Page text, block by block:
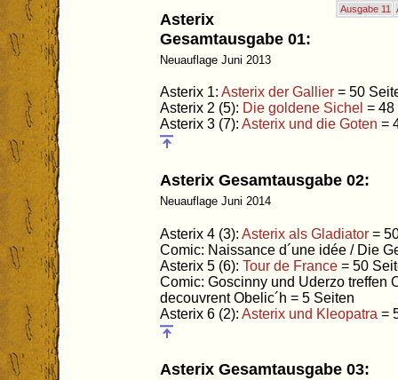
Ausgabe 11
Asterix
Gesamtausgabe 01:
Neuauflage Juni 2013
Asterix 1: Asterix der Gallier = 50
Asterix 2 (5): Die goldene Sichel = 48
Asterix 3 (7): Asterix und die Goten =
Asterix Gesamtausgabe 02:
Neuauflage Juni 2014
Asterix 4 (3): Asterix als Gladiator =
Comic: Naissance d´une idée / Die
Asterix 5 (6): Tour de France = 50
Comic: Goscinny und Uderzo treffen
decouvrent Obelic´h = 5 Seiten
Asterix 6 (2): Asterix und Kleopatra =
Asterix Gesamtausgabe 03: